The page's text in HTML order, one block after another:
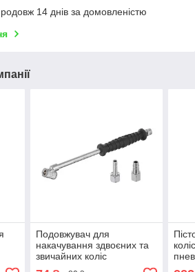
14 днів за домовленістю
Подовжувач для
накачування здвоєних та
звичайних коліс
двосторонній, з рукояткою